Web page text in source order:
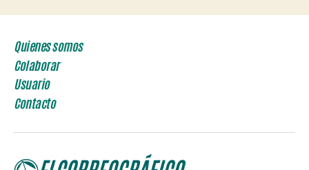
Quienes somos
Colaborar
Usuario
Contacto